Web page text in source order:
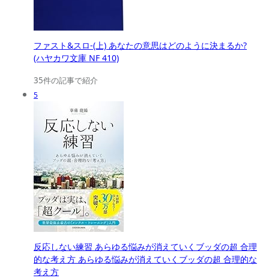
ファスト&スロ-(上) あなたの意思はどのように決まるか?
(ハヤカワ文庫 NF 410)
35件の記事で紹介
5
反応しない練習 あらゆる悩みが消えていくブッダの超 合理
的な考え方 あらゆる悩みが消えていくブッダの超 合理的な
考え方